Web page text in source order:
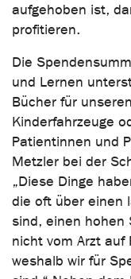
aufgehoben ist,
profitieren.
Die
und Lernen
Bücher für
Kinderfahrzeuge
Patientinnen und
Metzler bei der
„Diese Dinge
die oft über einen
sind, einen hohen
nicht vom Arzt auf
weshalb wir für